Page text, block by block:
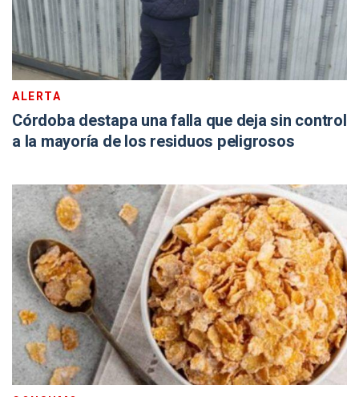
ALERTA
Córdoba destapa una falla que deja sin control
a la mayoría de los residuos peligrosos